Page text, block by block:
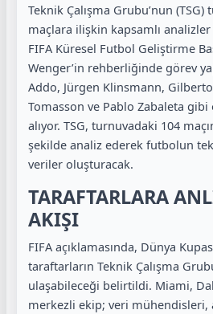
Teknik Çalışma Grubu’nun
maçlara ilişkin kapsamlı analizler
FIFA Küresel Futbol Geliştirme
Wenger’in rehberliğinde görev
Addo, Jürgen Klinsmann,
Tomasson ve Pablo Zabaleta
alıyor. TSG, turnuvadaki 104
şekilde analiz ederek futbolun
veriler oluşturacak.
TARAFTARLARA
AKIŞI
FIFA açıklamasında, Dünya
taraftarların Teknik Çalışma
ulaşabileceği belirtildi. Miami,
merkezli ekip; veri mühendisleri,